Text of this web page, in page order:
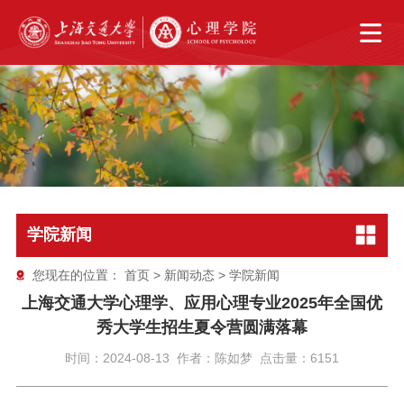
学院新闻
您现在的位置： 首页> 新闻动态> 学院新闻
上海交通大学心理学、应用心理专业2025年全国优
秀大学生招生夏令营圆满落幕
时间：2024-08-13 作者：陈如梦 点击量：6151